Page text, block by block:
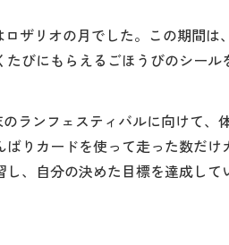
ロザリオの月でした。この期間は
たびにもらえるごほうびのシー
のランフェスティバルに向けて、
ばりカードを使って走った数だ
し、自分の決めた目標を達成して